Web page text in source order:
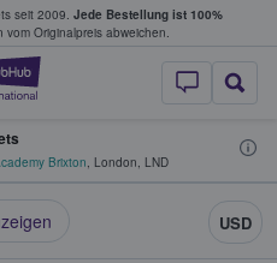
seit 2009. Jede Bestellung ist 100%
vom Originalpreis abweichen.
StubHub - Wo
Brixton, London, LND
USD